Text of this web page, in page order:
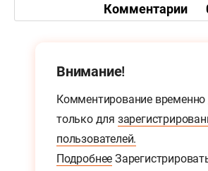
Комментарии
Внимание!
Комментирование временно
только для
пользователей.
Подробнее